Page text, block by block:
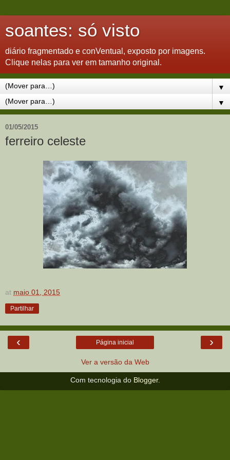
soantes: só visto
diário fragmentado e conVentual, exposto por imagens.
Clique nelas para ver em tamanho original.
▼
▼
01/05/2015
ferreiro celeste
at maio 01, 2015
Partilhar
‹ ›
Página inicial
Ver a versão da Web
Com tecnologia do Blogger.